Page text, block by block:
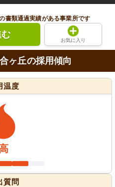
書類通過実績がある事業所です
お気に入り
ヶ丘の採用傾向
温度
質問